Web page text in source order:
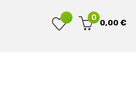
0
0,00 €